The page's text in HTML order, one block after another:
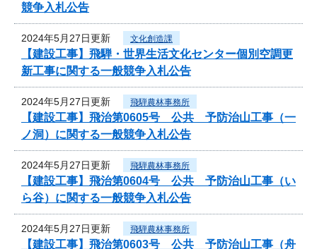
競争入札公告
2024年5月27日更新 文化創造課
【建設工事】飛騨・世界生活文化センター個別空調更
新工事に関する一般競争入札公告
2024年5月27日更新 飛騨農林事務所
【建設工事】飛治第0605号 公共 予防治山工事（一
ノ洞）に関する一般競争入札公告
2024年5月27日更新 飛騨農林事務所
【建設工事】飛治第0604号 公共 予防治山工事（い
ら谷）に関する一般競争入札公告
2024年5月27日更新 飛騨農林事務所
【建設工事】飛治第0603号 公共 予防治山工事（舟